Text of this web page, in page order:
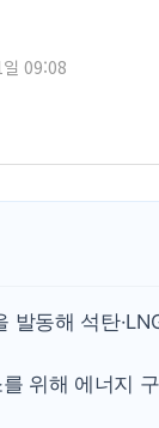
이란 핵심 원
[AI MY 뉴스]
뉴욕증시 프리
트럼프 "금리
특정 정치인 측
李 "해남 태양
09:08
동해 석탄
위해 에너지